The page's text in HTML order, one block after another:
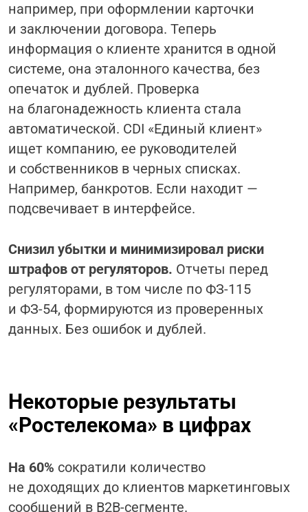
например, при оформлении карточки
и заключении договора. Теперь
информация о клиенте хранится в одной
системе, она эталонного качества, без
опечаток и дублей. Проверка
на благонадежность клиента стала
автоматической. CDI «Единый клиент»
ищет компанию, ее руководителей
и собственников в черных списках.
Например, банкротов. Если находит —
подсвечивает в интерфейсе.
Снизил убытки и минимизировал риски
штрафов от регуляторов. Отчеты перед
регуляторами, в том числе по ФЗ-115
и ФЗ-54, формируются из проверенных
данных. Без ошибок и дублей.
Некоторые результаты
«Ростелекома» в цифрах
На 60% сократили количество
не доходящих до клиентов маркетинговых
сообщений в B2B-сегменте.